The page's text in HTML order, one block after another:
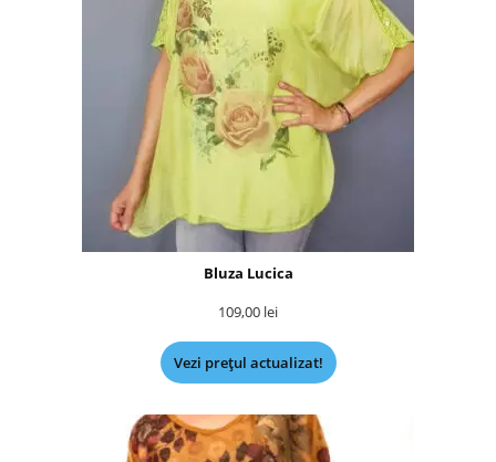
Bluza Lucica
109,00 lei
Vezi prețul actualizat!